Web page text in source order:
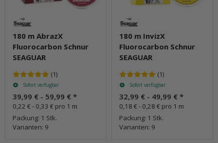
180 m AbrazX
Fluorocarbon Schnur
SEAGUAR
(1)
Sofort verfügbar
39,99 € - 59,99 € *
0,22 € - 0,33 € pro 1 m
Packung: 1 Stk.
Varianten: 9
180 m InvizX
Fluorocarbon Schnur
SEAGUAR
(1)
Sofort verfügbar
32,99 € - 49,99 € *
0,18 € - 0,28 € pro 1 m
Packung: 1 Stk.
Varianten: 9